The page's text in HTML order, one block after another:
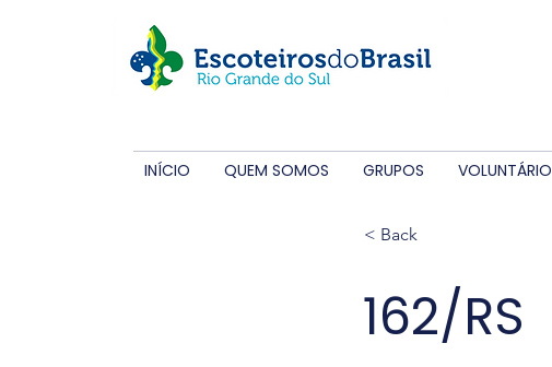
INÍCIO QUEM SOMOS GRUPOS VOLUNTÁRIO
< Back
162/RS